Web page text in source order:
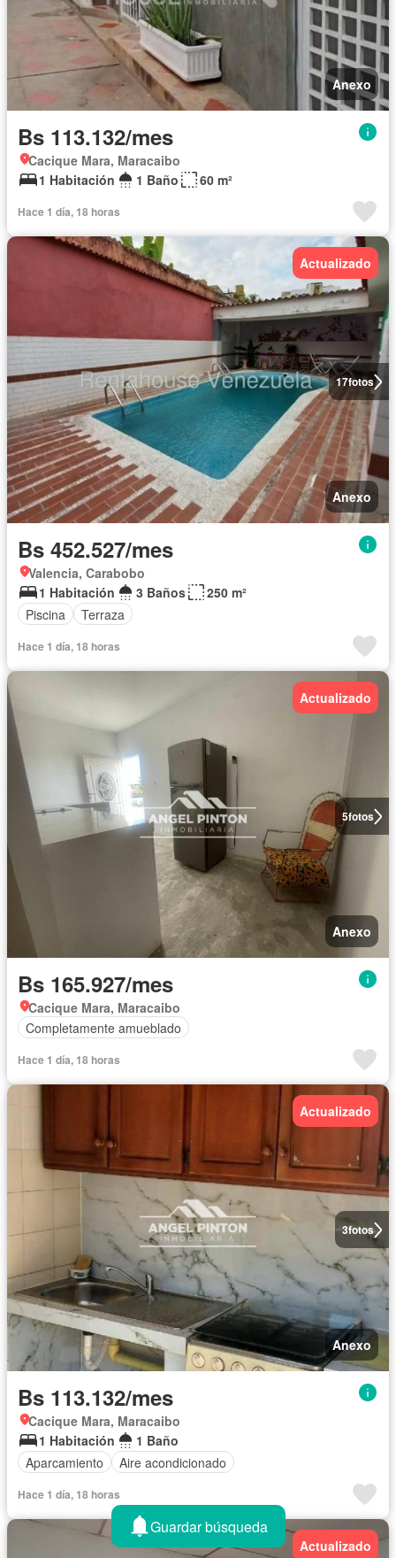
Anexo
Bs 113.132/mes
Cacique Mara, Maracaibo
1 Habitación
1 Baño 60 m²
Hace 1 día, 18 horas
17fotos
Actualizado
Anexo
Bs 452.527/mes
Valencia, Carabobo
1 Habitación
3 Baños
250 m²
Piscina
Terraza
Hace 1 día, 18 horas
5fotos
Actualizado
Anexo
Bs 165.927/mes
Cacique Mara, Maracaibo
Completamente amueblado
Hace 1 día, 18 horas
3fotos
Actualizado
Anexo
Bs 113.132/mes
Cacique Mara, Maracaibo
1 Habitación
1 Baño
Aparcamiento
Aire acondicionado
Hace 1 día, 18 horas
Actualizado
Guardar búsqueda